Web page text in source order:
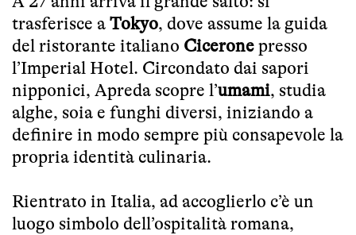
trasferisce a Tokyo, dove assume la guida
del ristorante italiano Cicerone presso
l’Imperial Hotel. Circondato dai sapori
nipponici, Apreda scopre l’umami, studia
alghe, soia e funghi diversi, iniziando a
definire in modo sempre più consapevole la
propria identità culinaria.
Rientrato in Italia, ad accoglierlo c’è un
luogo simbolo dell’ospitalità romana,